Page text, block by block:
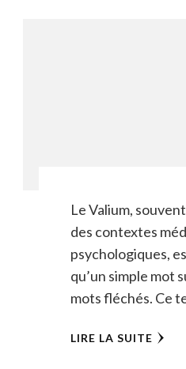
Le Valium,
des contextes
psychologiques,
qu’un simple mot
mots fléchés. Ce
LIRE LA SUITE